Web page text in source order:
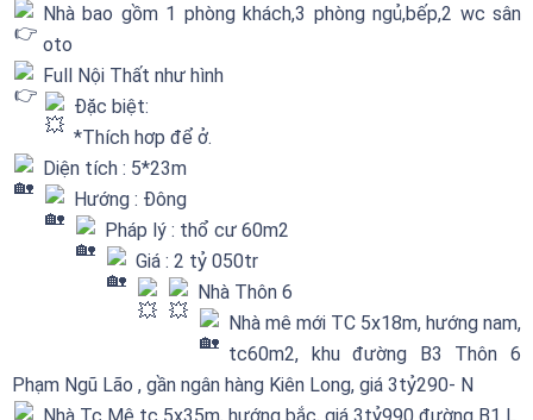
Nhà bao gồm 1 phòng khách,3 phòng ngủ,bếp,2 wc sân
oto
Full Nội Thất như hình
Đặc biệt:
*Thích hơp để ở.
Diện tích : 5*23m
Hướng : Đông
Pháp lý : thổ cư 60m2
Giá : 2 tỷ 050tr
Nhà Thôn 6
Nhà mê mới TC 5x18m, hướng nam,
tc60m2, khu đường B3 Thôn 6
Phạm Ngũ Lão , gần ngân hàng Kiên Long, giá 3tỷ290- N
Nhà Tc Mê tc 5x35m, hướng bắc, giá 3tỷ990 đường B1 L